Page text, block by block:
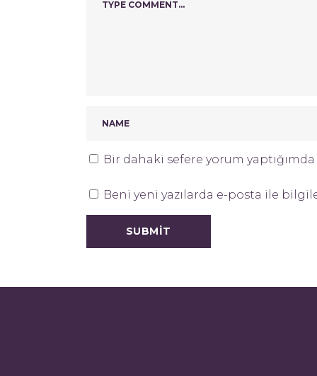
Bir dahaki sefere yorum
Beni yeni yazılarda e-posta ile